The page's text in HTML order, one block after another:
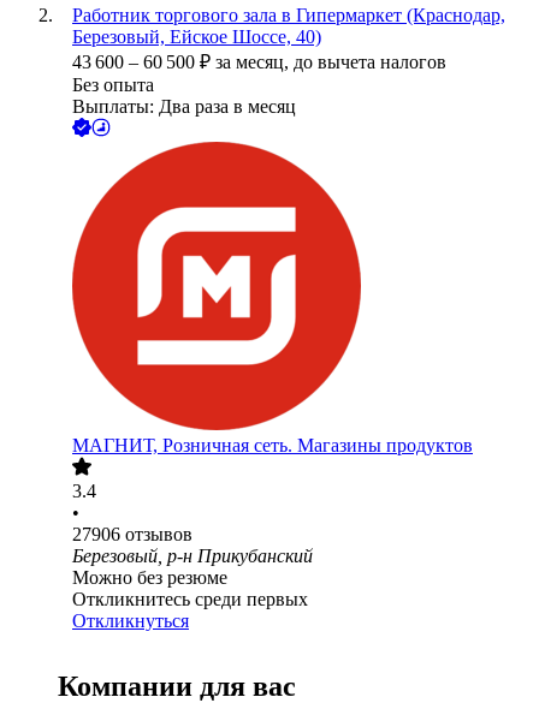
Работник торгового зала в Гипермаркет (Краснодар,
Березовый, Ейское Шоссе, 40)
43 600 – 60 500 ₽ за месяц, до вычета налогов
Без опыта
Выплаты: Два раза в месяц
МАГНИТ, Розничная сеть. Магазины продуктов
3.4
•
27906 отзывов
Березовый, р-н Прикубанский
Можно без резюме
Откликнитесь среди первых
Откликнуться
Компании для вас